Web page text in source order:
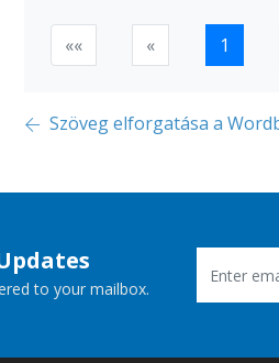
«« « 1
Szöveg elforgatása a
to your mailbox.